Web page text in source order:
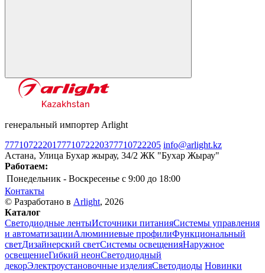
генеральный импортер Arlight
77710722201 7771072220377710722205 info@arlight.kz
Астана, Улица Бухар жырау, 34/2 ЖК "Бухар Жырау"
Работаем:
Понедельник - Воскресенье c 9:00 до 18:00
Контакты
© Разработано в Arlight, 2026
Каталог
Светодиодные лентыИсточники питанияСистемы управления
и автоматизацииАлюминиевые профилиФункциональный
светДизайнерский светСистемы освещенияНаружное
освещениеГибкий неонСветодиодный
декорЭлектроустановочные изделияСветодиоды Новинки